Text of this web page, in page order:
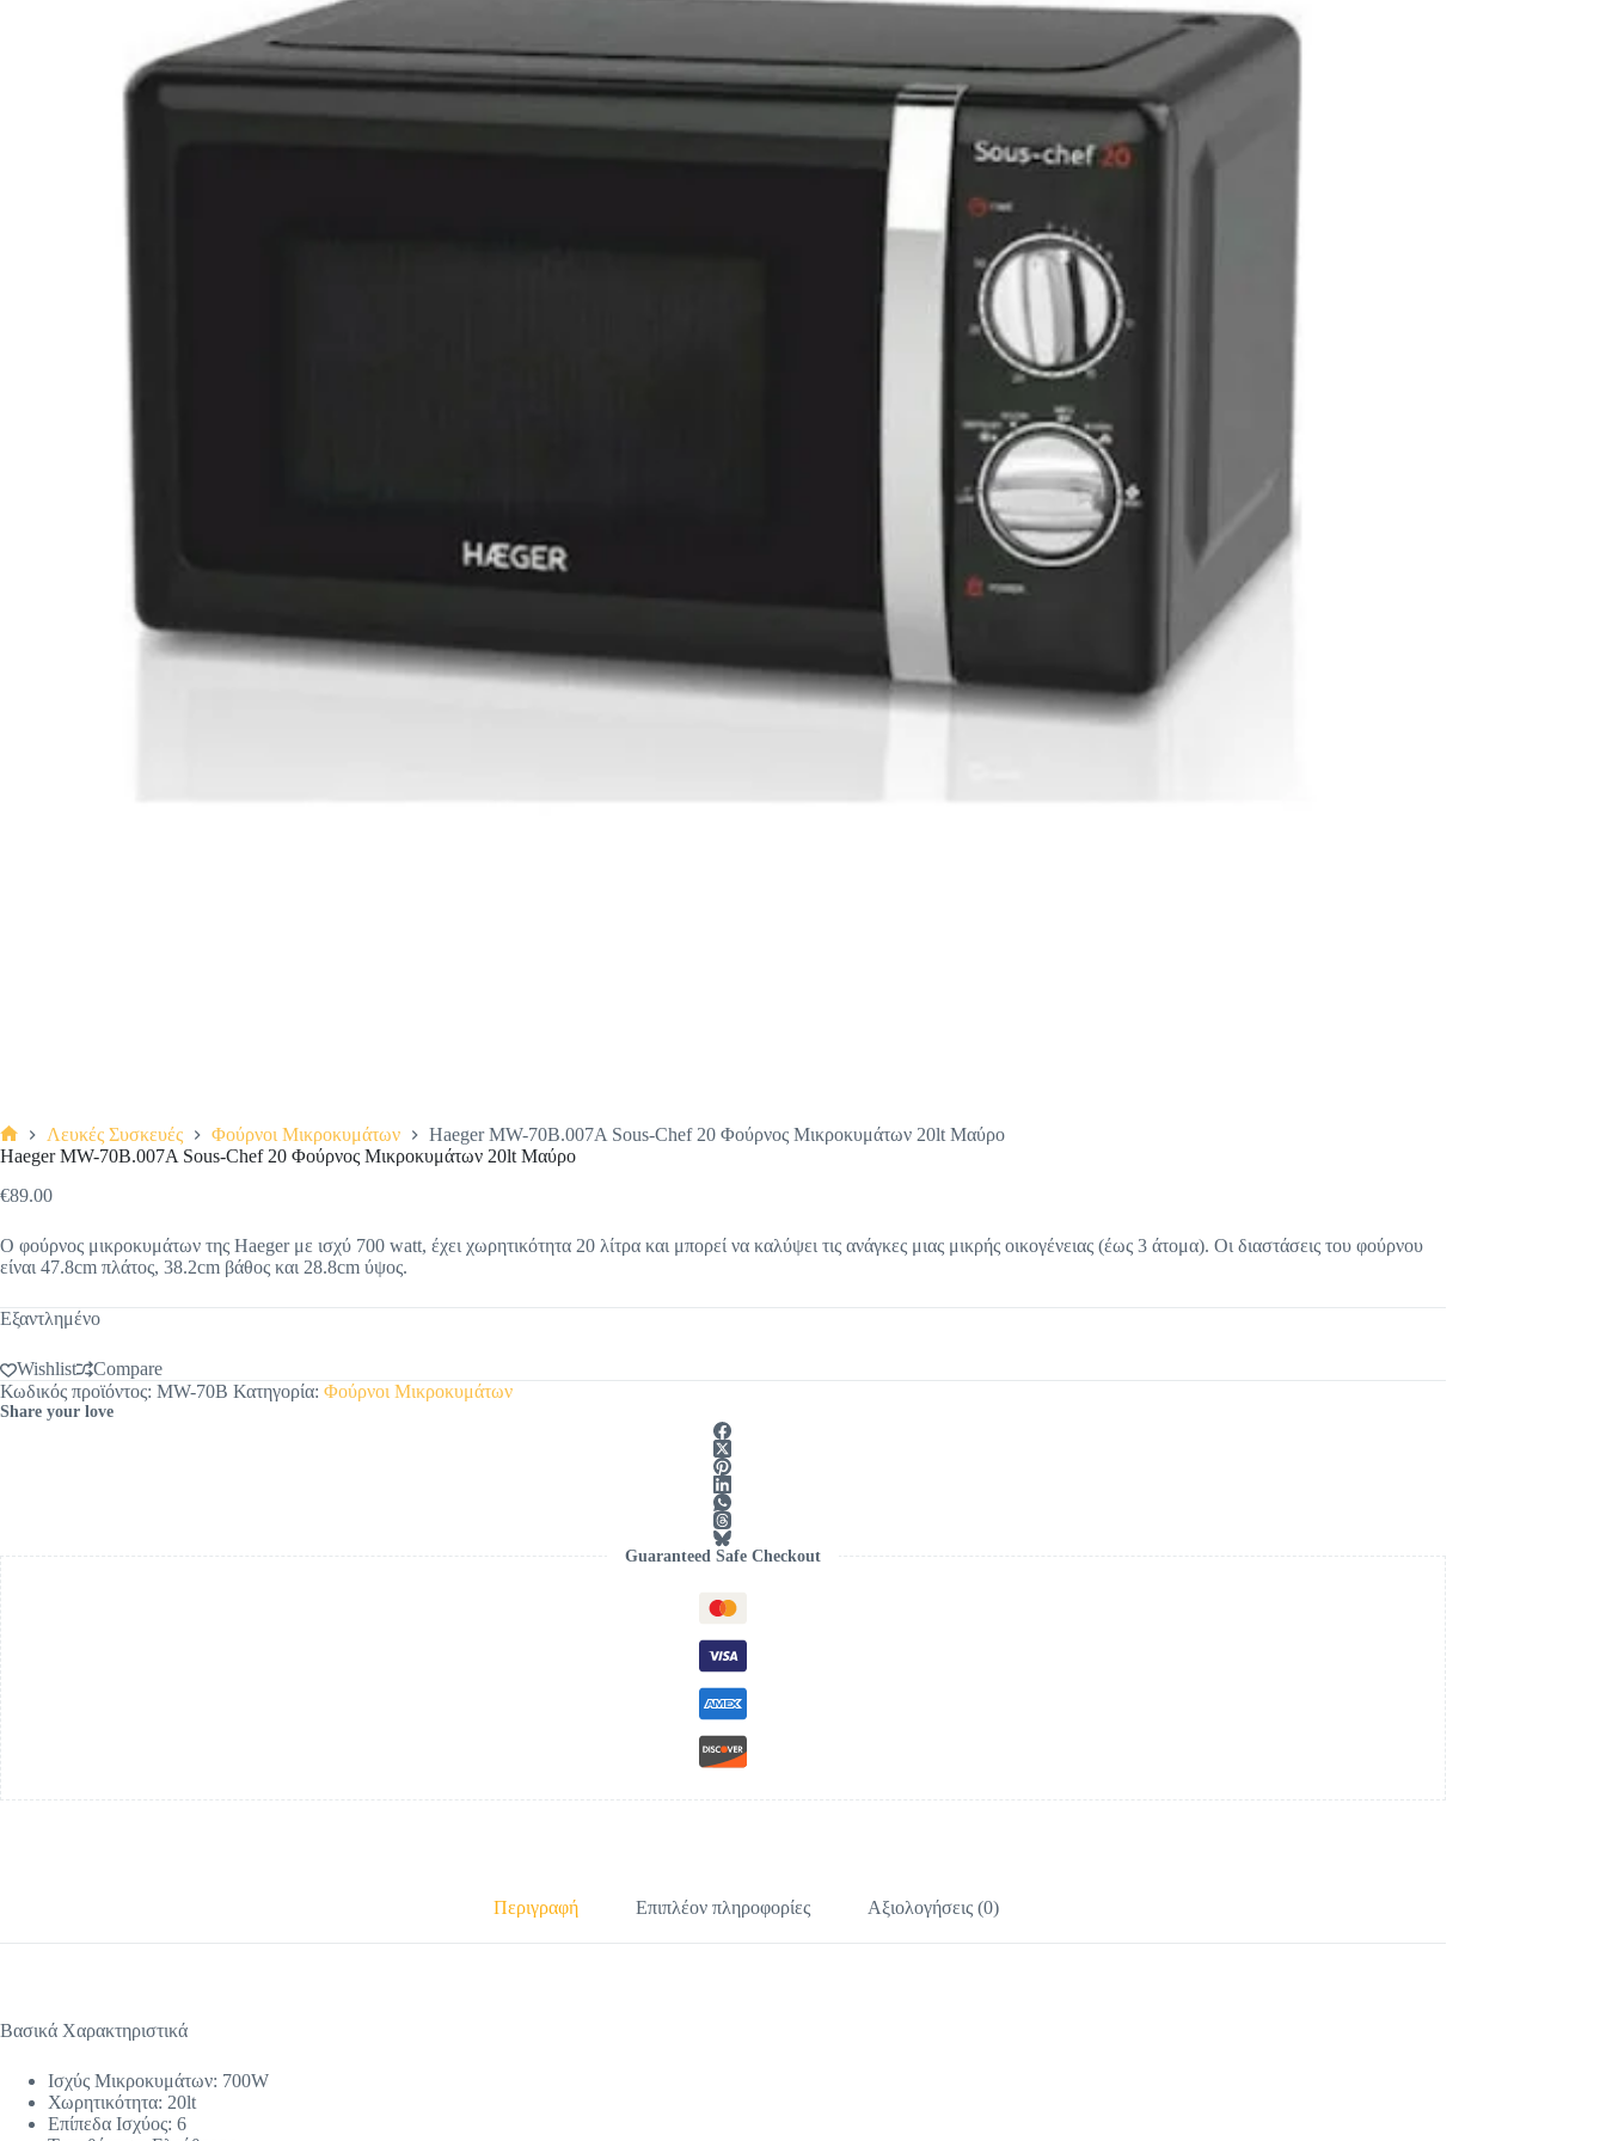
Αρχική
Λευκές Συσκευές Φούρνοι Μικροκυμάτων
Haeger MW-70B.007A Sous-Chef 20 Φούρνος Μικροκυμάτων 20lt Μαύρο
Haeger MW-70B.007A Sous-Chef 20 Φούρνος Μικροκυμάτων 20lt Μαύρο
€89.00
Ο φούρνος μικροκυμάτων της Haeger με ισχύ 700 watt, έχει χωρητικότητα 20 λίτρα και μπορεί να καλύψει τις ανάγκες μιας μικρής οικογένειας (έως 3 άτομα). Οι διαστάσεις του φούρνου
είναι 47.8cm πλάτος, 38.2cm βάθος και 28.8cm ύψος.
Εξαντλημένο
Wishlist
Compare
Κωδικός προϊόντος: MW-70B Κατηγορία: Φούρνοι Μικροκυμάτων
Share your love
Guaranteed Safe Checkout
Περιγραφή Επιπλέον πληροφορίες Αξιολογήσεις (0)
Βασικά Χαρακτηριστικά
Ισχύς Μικροκυμάτων: 700W
Χωρητικότητα: 20lt
Επίπεδα Ισχύος: 6